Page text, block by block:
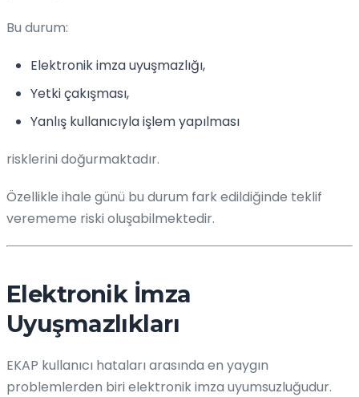
Bu durum:
Elektronik imza uyuşmazlığı,
Yetki çakışması,
Yanlış kullanıcıyla işlem yapılması
risklerini doğurmaktadır.
Özellikle ihale günü bu durum fark edildiğinde teklif
verememe riski oluşabilmektedir.
Elektronik İmza
Uyuşmazlıkları
EKAP kullanıcı hataları arasında en yaygın
problemlerden biri elektronik imza uyumsuzluğudur.